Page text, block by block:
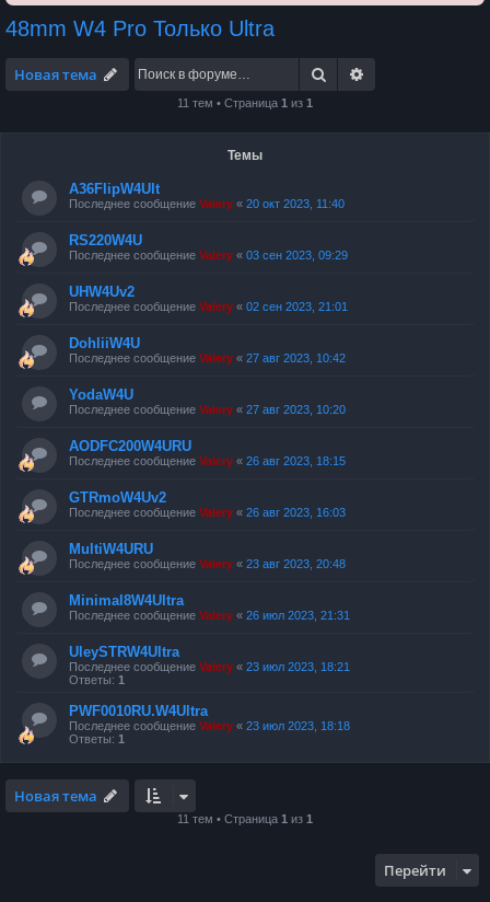
48mm W4 Pro Только Ultra
Новая тема Поиск
11 тем • Страница 1 из 1
Темы
A36FlipW4Ult
Последнее сообщение Valery « 20 окт 2023, 11:40
RS220W4U
Последнее сообщение Valery « 03 сен 2023, 09:29
UHW4Uv2
Последнее сообщение Valery « 02 сен 2023, 21:01
DohliiW4U
Последнее сообщение Valery « 27 авг 2023, 10:42
YodaW4U
Последнее сообщение Valery « 27 авг 2023, 10:20
AODFC200W4URU
Последнее сообщение Valery « 26 авг 2023, 18:15
GTRmoW4Uv2
Последнее сообщение Valery « 26 авг 2023, 16:03
MultiW4URU
Последнее сообщение Valery « 23 авг 2023, 20:48
Minimal8W4Ultra
Последнее сообщение Valery « 26 июл 2023, 21:31
UleySTRW4Ultra
Последнее сообщение Valery « 23 июл 2023, 18:21
Ответы: 1
PWF0010RU.W4Ultra
Последнее сообщение Valery « 23 июл 2023, 18:18
Ответы: 1
Новая тема
11 тем • Страница 1 из 1
Перейти